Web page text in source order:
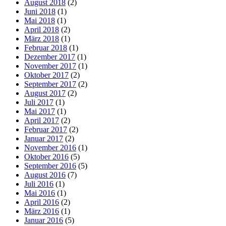
August 2018 (2)
Juni 2018 (1)
Mai 2018 (1)
April 2018 (2)
März 2018 (1)
Februar 2018 (1)
Dezember 2017 (1)
November 2017 (1)
Oktober 2017 (2)
September 2017 (2)
August 2017 (2)
Juli 2017 (1)
Mai 2017 (1)
April 2017 (2)
Februar 2017 (2)
Januar 2017 (2)
November 2016 (1)
Oktober 2016 (5)
September 2016 (5)
August 2016 (7)
Juli 2016 (1)
Mai 2016 (1)
April 2016 (2)
März 2016 (1)
Januar 2016 (5)